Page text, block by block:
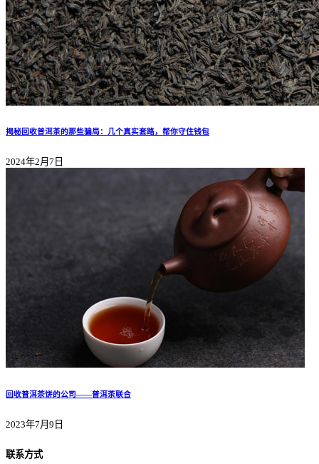
揭秘回收普洱茶的那些骗局：几个真实套路，帮你守住钱包
2024年2月7日
回收普洱茶饼的公司——普洱茶联合
2023年7月9日
联系方式